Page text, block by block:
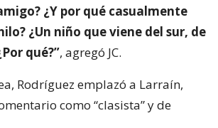
¿Y por qué casualmente
¿Un niño que viene del sur, de
qué?”, agregó JC.
Rodríguez emplazó a Larraín,
como “clasista” y de